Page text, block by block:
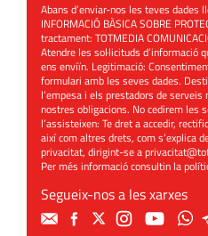
Abans d’enviar-nos les teves dades
INFORMACIÓ BÀSICA SOBRE
tractament: TOTMEDIA
Atendre les sol·licituds d’informació
ens enviïn. Legitimació:
formulari amb les seves dades.
l’empesa i els prestadors de
nostres obligacions. No cedirem les
l’assisteixen: Te dret a accedir,
així com altres drets, com s’explica
privacitat, dirigint-se a
Per més informació consultin la
Segueix-nos a les xarxes